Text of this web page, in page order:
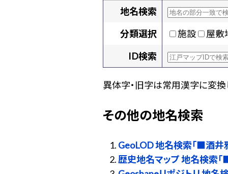
地名検索
分類選択
施設
屋敷
ID検索
異体字・旧字は常用漢字に変
その他の地名検索
GeoLOD 地名検索「■酒井
歴史地名マップ 地名検索